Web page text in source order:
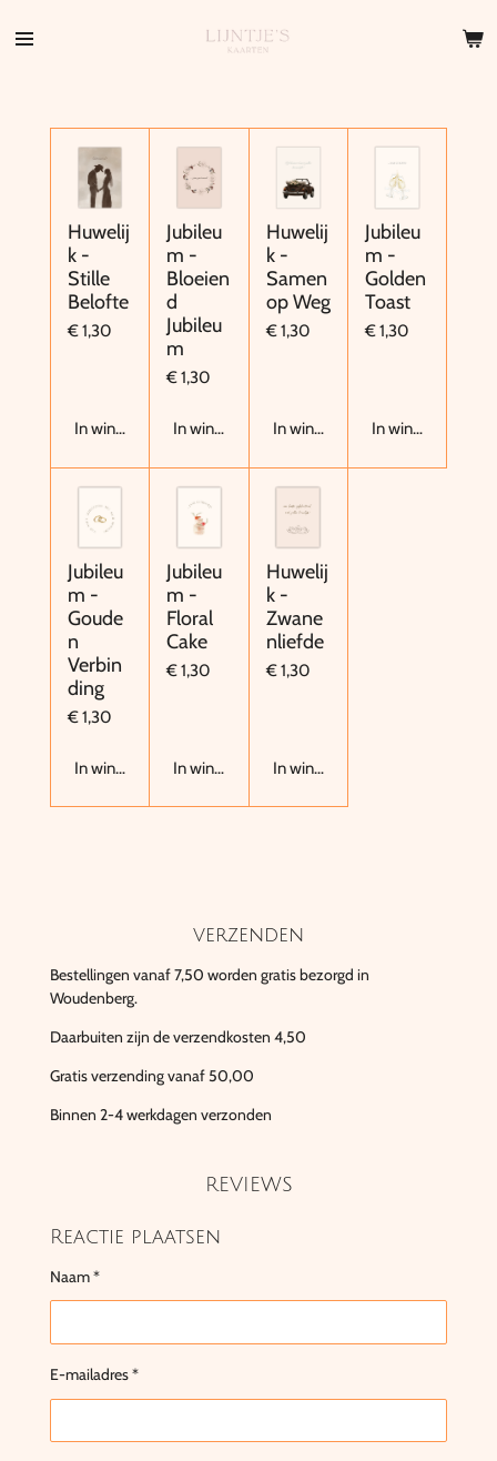
direct
Huwelij
k -
Stille
Belofte
€ 1,30
In winkelwagen
Jubileu
m -
Bloeien
d
Jubileu
m
€ 1,30
In winkelwagen
Huwelij
k -
Samen
op Weg
€ 1,30
In winkelwagen
Jubileu
m -
Golden
Toast
€ 1,30
In winkelwagen
Jubileu
m -
Goude
n
Verbin
ding
€ 1,30
In winkelwagen
Jubileu
m -
Floral
Cake
€ 1,30
In winkelwagen
Huwelij
k -
Zwane
nliefde
€ 1,30
In winkelwagen
verzenden
Bestellingen vanaf 7,50 worden gratis bezorgd in
Woudenberg.
Daarbuiten zijn de verzendkosten 4,50
Gratis verzending vanaf 50,00
Binnen 2-4 werkdagen verzonden
REVIEWS
Reactie plaatsen
Naam *
E-mailadres *